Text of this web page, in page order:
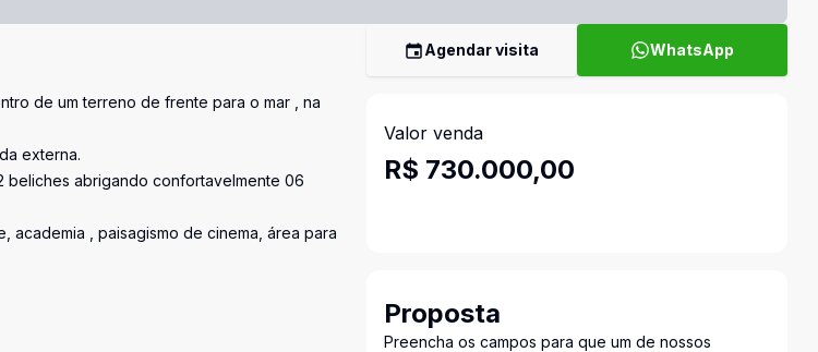
de um terreno de frente para o mar , na
externa.
beliches abrigando confortavelmente 06
academia , paisagismo de cinema, área para
Agendar visita WhatsApp
Valor venda
R$ 730.000,00
Proposta
Preencha os campos para que um de nossos